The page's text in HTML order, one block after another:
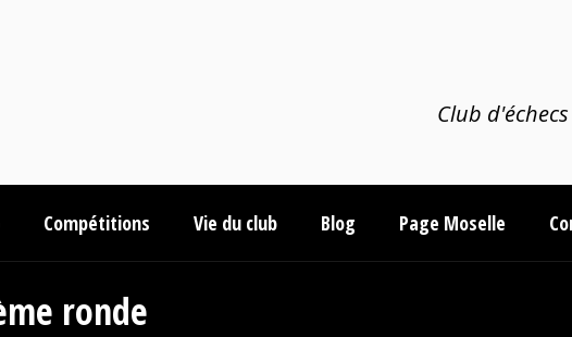
Club
Compétitions Vie du club Blog Page Moselle
ronde